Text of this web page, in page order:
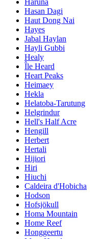
Hasan Dagi
Haut Dong Nai
Hayes
Jabal Haylan
Hayli Gubbi
Healy
Île Heard
Heart Peaks
Heimaey
Hekla
Helatoba-Tarutung
Helgrindur
Hell's Half Acre
Hengill
Herbert
Hertali
Hijiori
Hiri
Hiuchi
Caldeira d'Hobicha
Hodson
Hofsjökull
Homa Mountain
Home Reef
Honggeertu